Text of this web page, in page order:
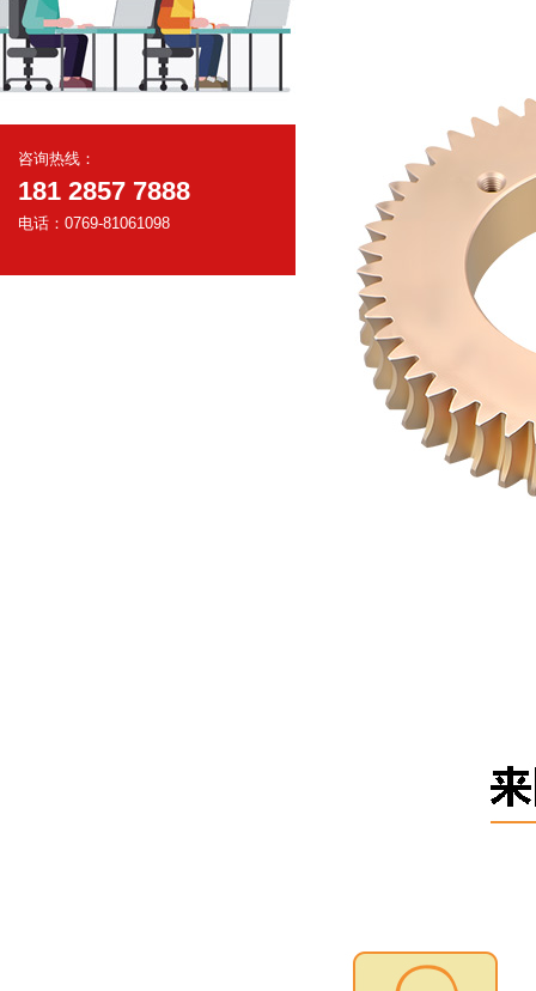
咨询热线：
181 2857 7888
电话：0769-81061098